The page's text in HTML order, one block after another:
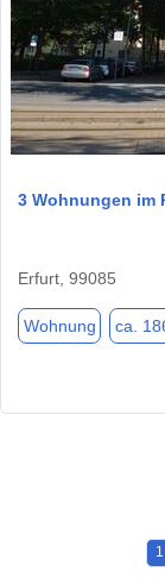
3 Wohnungen im
Erfurt, 99085
Wohnung ca.
1